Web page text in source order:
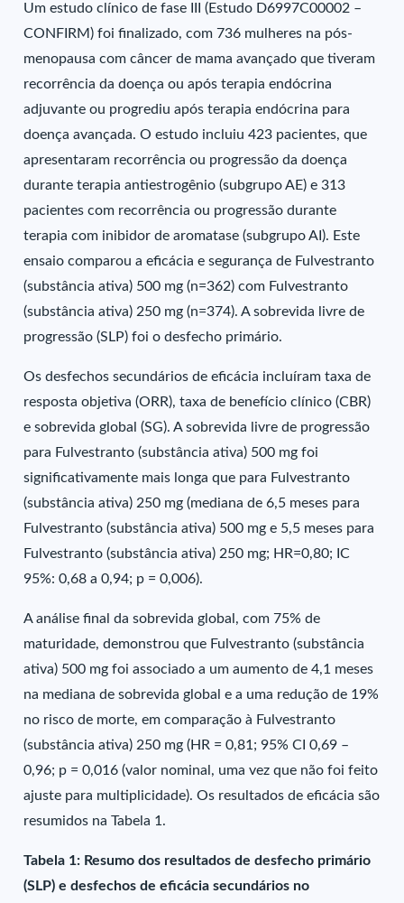
Um estudo clínico de fase III (Estudo D6997C00002 –
CONFIRM) foi finalizado, com 736 mulheres na pós-
menopausa com câncer de mama avançado que tiveram
recorrência da doença ou após terapia endócrina
adjuvante ou progrediu após terapia endócrina para
doença avançada. O estudo incluiu 423 pacientes, que
apresentaram recorrência ou progressão da doença
durante terapia antiestrogênio (subgrupo AE) e 313
pacientes com recorrência ou progressão durante
terapia com inibidor de aromatase (subgrupo AI). Este
ensaio comparou a eficácia e segurança de Fulvestranto
(substância ativa) 500 mg (n=362) com Fulvestranto
(substância ativa) 250 mg (n=374). A sobrevida livre de
progressão (SLP) foi o desfecho primário.
Os desfechos secundários de eficácia incluíram taxa de
resposta objetiva (ORR), taxa de benefício clínico (CBR)
e sobrevida global (SG). A sobrevida livre de progressão
para Fulvestranto (substância ativa) 500 mg foi
significativamente mais longa que para Fulvestranto
(substância ativa) 250 mg (mediana de 6,5 meses para
Fulvestranto (substância ativa) 500 mg e 5,5 meses para
Fulvestranto (substância ativa) 250 mg; HR=0,80; IC
95%: 0,68 a 0,94; p = 0,006).
A análise final da sobrevida global, com 75% de
maturidade, demonstrou que Fulvestranto (substância
ativa) 500 mg foi associado a um aumento de 4,1 meses
na mediana de sobrevida global e a uma redução de 19%
no risco de morte, em comparação à Fulvestranto
(substância ativa) 250 mg (HR = 0,81; 95% CI 0,69 –
0,96; p = 0,016 (valor nominal, uma vez que não foi feito
ajuste para multiplicidade). Os resultados de eficácia são
resumidos na Tabela 1.
Tabela 1: Resumo dos resultados de desfecho primário
(SLP) e desfechos de eficácia secundários no